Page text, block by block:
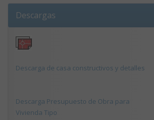
Descargas
Descarga de casa constructivos y detalles
Descarga Presupuesto de Obra para
Vivienda Tipo